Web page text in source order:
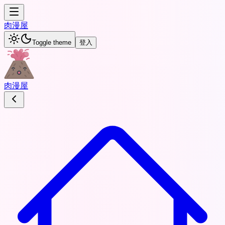
肉漫屋
Toggle theme 登入
肉漫屋